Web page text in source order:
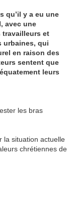
qu’il y a eu une
avec une
travailleurs et
urbaines, qui
en raison des
sentent que
leurs
les bras
la situation actuelle
chrétiennes de